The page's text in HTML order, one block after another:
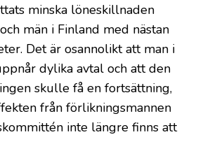
minska löneskillnaden
män i Finland med nästan
Det är osannolikt att man i
dylika avtal och att den
skulle få en fortsättning,
från förlikningsmannen
inte längre finns att